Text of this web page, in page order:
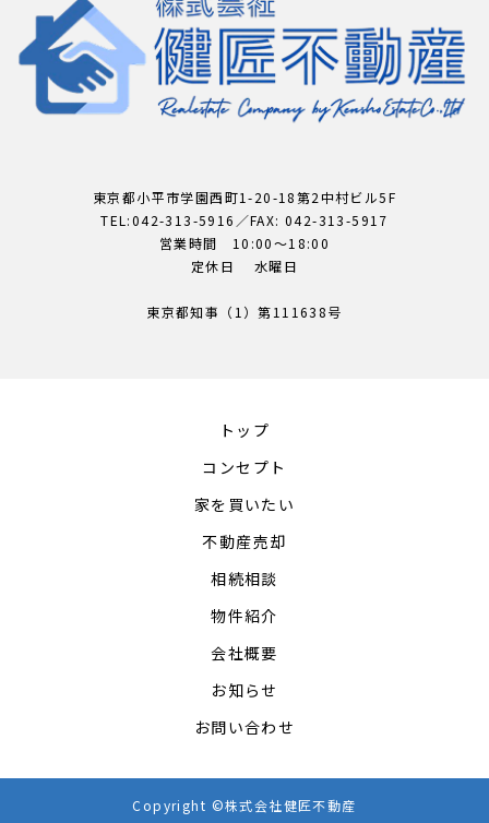
東京都小平市学園西町1-20-18第2中村ビル5F
TEL:042-313-5916／FAX: 042-313-5917
営業時間 10:00～18:00
定休日 水曜日
東京都知事（1）第111638号
トップ
コンセプト
家を買いたい
不動産売却
相続相談
物件紹介
会社概要
お知らせ
お問い合わせ
Copyright ©株式会社健匠不動産